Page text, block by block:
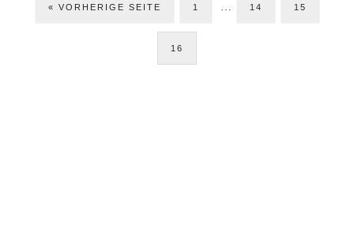
« ZUR
VORHERIGE SEITE SEITE
1
Zwischenseiten
… SEITE
14 SEITE
15
SEITE
16